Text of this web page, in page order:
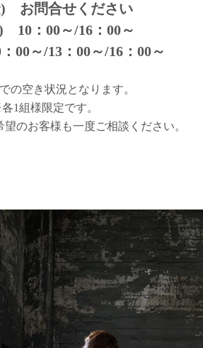
) お問合せください
10：00～/16：00～
00～/13：00～/16：00～
の空き状況となります。
1組様限定です。
望のお客様も一度ご相談ください。